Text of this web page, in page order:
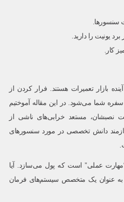
سنسورها.
یونیت را دارید.
کار.
آینده بازار تعمیرات هستند. فرار کردن از
شما می‌شود. در این مقاله آموختیم
نصبشان، مستعد خرابی‌های ناشی از
دانش تخصصی در مورد سنسورهای
عملی” است که پول می‌سازد. آیا
و به عنوان یک متخصص سیستم‌های فرمان